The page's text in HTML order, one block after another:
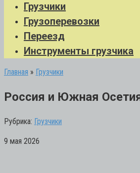
Грузчики
Грузоперевозки
Переезд
Инструменты грузчика
Главная » Грузчики
Россия и Южная
Рубрика: Грузчики
9 мая 2026